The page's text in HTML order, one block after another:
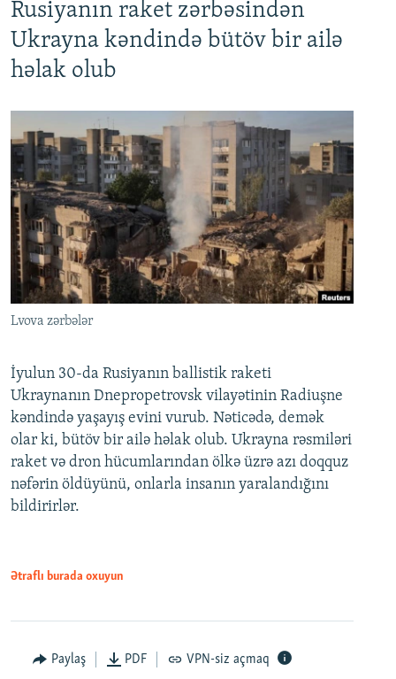
Rusiyanın raket zərbəsindən
Ukrayna kəndində bütöv bir ailə
həlak olub
Lvova zərbələr
İyulun 30-da Rusiyanın ballistik raketi
Ukraynanın Dnepropetrovsk vilayətinin Radiuşne
kəndində yaşayış evini vurub. Nəticədə, demək
olar ki, bütöv bir ailə həlak olub. Ukrayna rəsmiləri
raket və dron hücumlarından ölkə üzrə azı doqquz
nəfərin öldüyünü, onlarla insanın yaralandığını
bildirirlər.
Ətraflı burada oxuyun
Paylaş PDF VPN-siz açmaq